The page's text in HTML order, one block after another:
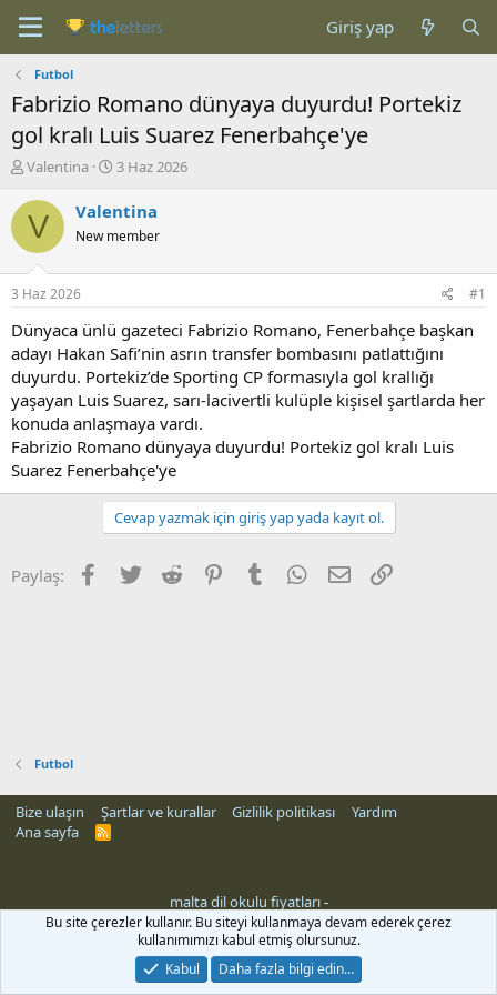
Giriş yap
Futbol
Fabrizio Romano dünyaya duyurdu! Portekiz
gol kralı Luis Suarez Fenerbahçe'ye
K
n
b
u
u
b
a
ş
l
a
t
a
n
Valentina
B
ş
a
t
a
r
i
h
i
3 Haz 2026
V Valentina
New member
3 Haz 2026 #1
Dünyaca ünlü gazeteci Fabrizio Romano, Fenerbahçe başkan
adayı Hakan Safi’nin asrın transfer bombasını patlattığını
duyurdu. Portekiz’de Sporting CP formasıyla gol krallığı
yaşayan Luis Suarez, sarı-lacivertli kulüple kişisel şartlarda her
konuda anlaşmaya vardı.
Fabrizio Romano dünyaya duyurdu! Portekiz gol kralı Luis
Suarez Fenerbahçe'ye
Cevap yazmak için giriş yap yada kayıt ol.
Paylaş: Facebook
Twitter Reddit PinterestTumblr WhatsApp
E-posta
Futbol
Bize ulaşın Şartlar ve kurallar Gizlilik politikası
Yardım
Ana sayfa
R
malta dil okulu fiyatları-
Bu site çerezler kullanır. Bu siteyi kullanmaya devam ederek çerez
kullanımımızı kabul etmiş olursunuz.
Kabul
Daha fazla bilgi edin…